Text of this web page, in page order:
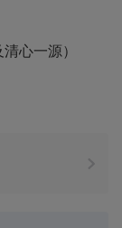
心一源）